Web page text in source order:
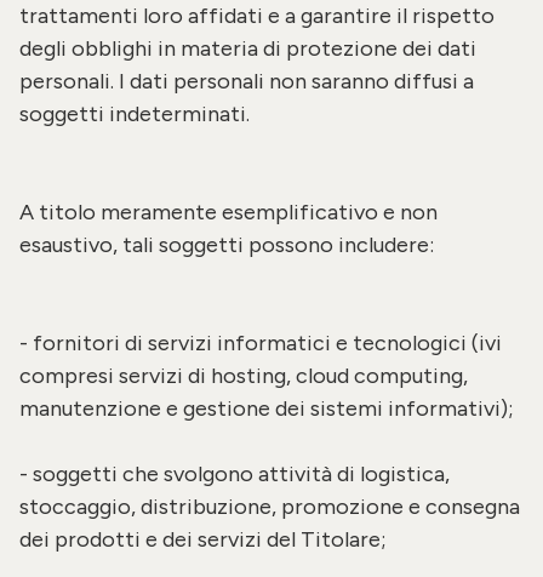
trattamenti loro affidati e a garantire il rispetto
degli obblighi in materia di protezione dei dati
personali. I dati personali non saranno diffusi a
soggetti indeterminati.
A titolo meramente esemplificativo e non
esaustivo, tali soggetti possono includere:
- fornitori di servizi informatici e tecnologici (ivi
compresi servizi di hosting, cloud computing,
manutenzione e gestione dei sistemi informativi);
- soggetti che svolgono attività di logistica,
stoccaggio, distribuzione, promozione e consegna
dei prodotti e dei servizi del Titolare;